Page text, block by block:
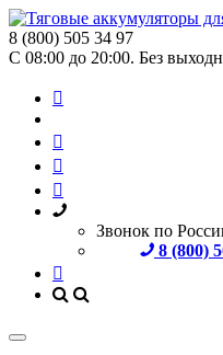
8 (800) 505 34 97
С 08:00 до 20:00. Без
Звонок по
8 (800)